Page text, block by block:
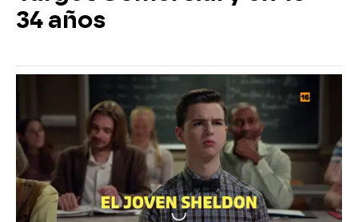
34 años